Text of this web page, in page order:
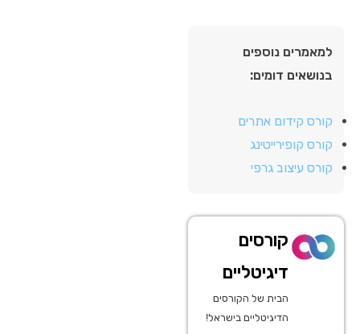
למאמרים נוספים
בנושאים דומים:
קורס קידום אתרים
קורס קופירייטינג
קורס עיצוב גרפי
קורסים
דיגיטליים
הבית של הקורסים
הדיגיטליים בישראל!